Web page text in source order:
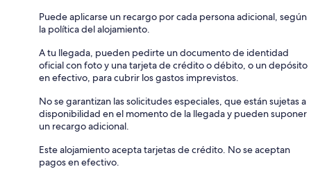
Puede aplicarse un recargo por cada persona adicional, según
la política del alojamiento.
A tu llegada, pueden pedirte un documento de identidad
oficial con foto y una tarjeta de crédito o débito, o un depósito
en efectivo, para cubrir los gastos imprevistos.
No se garantizan las solicitudes especiales, que están sujetas a
disponibilidad en el momento de la llegada y pueden suponer
un recargo adicional.
Este alojamiento acepta tarjetas de crédito. No se aceptan
pagos en efectivo.